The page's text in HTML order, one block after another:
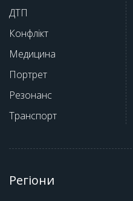
ДТП
Конфлікт
Медицина
Портрет
Резонанс
Транспорт
Регіони